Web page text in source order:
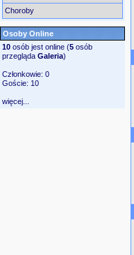
Choroby
Osoby Online
10 osób jest online (5 osób
przegląda Galeria)
Członkowie: 0
Goście: 10
więcej...